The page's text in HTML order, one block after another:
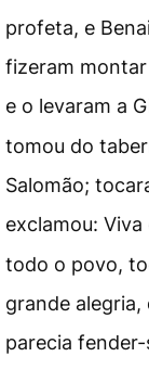
profeta, e
fizeram montar
e o levaram a
tomou do
Salomão;
exclamou: Viva
todo o povo,
grande alegria,
parecia